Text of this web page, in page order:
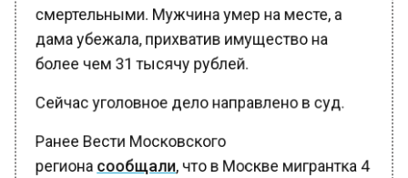
смертельными. Мужчина умер на месте, а
дама убежала, прихватив имущество на
более чем 31 тысячу рублей.
Сейчас уголовное дело направлено в суд.
Ранее Вести Московского
региона сообщали, что в Москве мигрантка 4